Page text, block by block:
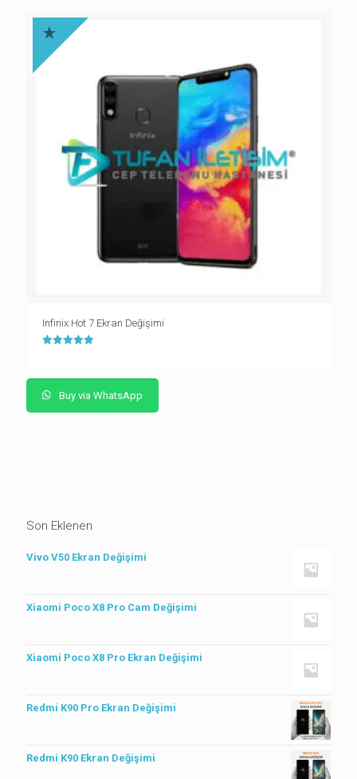
Infinix Hot 7 Ekran Değişimi
Buy via WhatsApp
Son Eklenen
Vivo V50 Ekran Değişimi
Xiaomi Poco X8 Pro Cam Değişimi
Xiaomi Poco X8 Pro Ekran Değişimi
Redmi K90 Pro Ekran Değişimi
Redmi K90 Ekran Değişimi